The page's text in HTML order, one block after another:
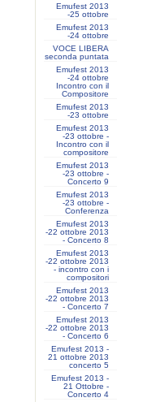
Emufest 2013
-25 ottobre
Emufest 2013
-24 ottobre
VOCE LIBERA
seconda puntata
Emufest 2013
-24 ottobre
Incontro con il
Compositore
Emufest 2013
-23 ottobre
Emufest 2013
-23 ottobre -
Incontro con il
compositore
Emufest 2013
-23 ottobre -
Concerto 9
Emufest 2013
-23 ottobre -
Conferenza
Emufest 2013
-22 ottobre 2013
- Concerto 8
Emufest 2013
-22 ottobre 2013
- incontro con i
compositori
Emufest 2013
-22 ottobre 2013
- Concerto 7
Emufest 2013
-22 ottobre 2013
- Concerto 6
Emufest 2013 -
21 ottobre 2013
concerto 5
Emufest 2013 -
21 Ottobre -
Concerto 4